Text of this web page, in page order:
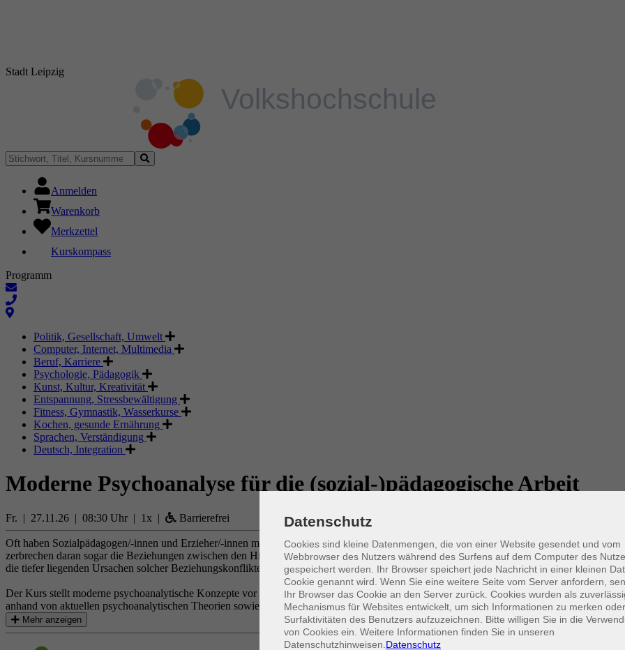
Stadt Leipzig
Anmelden
Warenkorb
Merkzettel
Kurskompass
Programm
Politik, Gesellschaft, Umwelt
Computer, Internet, Multimedia
Beruf, Karriere
Psychologie, Pädagogik
Kunst, Kultur, Kreativität
Entspannung, Stressbewältigung
Fitness, Gymnastik, Wasserkurse
Kochen, gesunde Ernährung
Sprachen, Verständigung
Deutsch, Integration
Moderne Psychoanalyse für die (sozial-)pädagogische Arbeit
Fr. | 27.11.26 | 08:30 Uhr | 1x | Barrierefrei
Oft haben Sozialpädagogen/-innen und Erzieher/-innen mit besonders schwierigen Fällen zu tun, in denen sie Gefühle von Ohnmacht,
zerbrechen daran sogar die Beziehungen zwischen den Hilfesuchenden und den Helfenden. Häufig sind unbewusste Übertragungen,
die tiefer liegenden Ursachen solcher Beziehungskonflikte. Doch wie kommt es zu derartigen Dynamiken und wie können wir damit
Der Kurs stellt moderne psychoanalytische Konzepte vor und setzt sich mit der Frage auseinander, inwiefern unbewusste Übertragungen
anhand von aktuellen psychoanalytischen Theorien sowie dem Einbringen von Fallbeispielen erörtert und diskutiert werden.
Mehr anzeigen
Datenschutz
Cookies sind kleine Datenmengen, die von einer Website gesendet und vom
Webbrowser des Nutzers während des Surfens auf dem Computer des
gespeichert werden. Ihr Browser speichert jede Nachricht in einer kleinen
Cookie genannt wird. Wenn Sie eine weitere Seite vom Server anfordern,
Ihr Browser das Cookie an den Server zurück. Cookies wurden als
Mechanismus für Websites entwickelt, um sich Informationen zu merken
Surfaktivitäten des Benutzers aufzuzeichnen. Bitte willigen Sie in die
von Cookies ein. Weitere Informationen finden Sie in unseren
Datenschutzhinweisen. Datenschutz